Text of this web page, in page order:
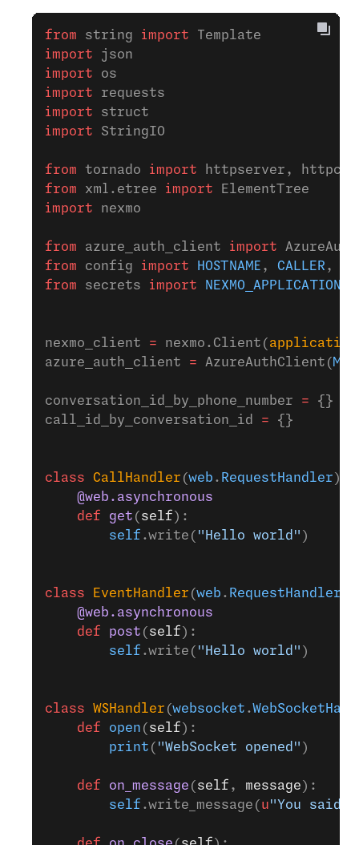
from string import Template
import json
import os
import requests
import struct
import StringIO
from tornado import httpserver,
from xml.etree import ElementTree
import nexmo
from azure_auth_client import
from config import HOSTNAME , CALLER ,
from secrets import
nexmo_client = nexmo.Client(
azure_auth_client = AzureAuthClient(
conversation_id_by_phone_number = {}
call_id_by_conversation_id = {}
class CallHandler (web . RequestHandler ):
    @web.asynchronous
    def
get ( self ):
        self
.write( "Hello world" )
class EventHandler (web . RequestHandler
    @web.asynchronous
    def
post ( self ):
        self
.write( "Hello world" )
class WSHandler (websocket .
    def
open ( self ):
        print
( "WebSocket opened" )
    def
on_message ( self , message ):
        self
.write_message( u"You said: